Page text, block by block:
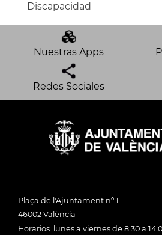
Discapacidad
Nuestras Apps
Redes Sociales
Plaça de l'Ajuntament nº 1
46002 València
Horarios: lunes a viernes de 8:30 a